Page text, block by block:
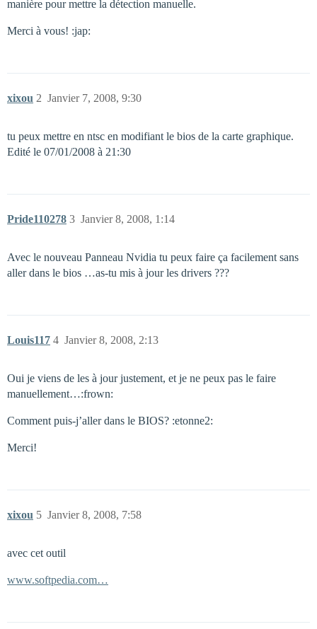
manière pour mettre la détection manuelle.
Merci à vous! :jap:
xixou Janvier 7, 2008, 9:30
2
tu peux mettre en ntsc en modifiant le bios de la carte graphique.
Edité le 07/01/2008 à 21:30
Pride110278 Janvier 8, 2008, 1:14
3
Avec le nouveau Panneau Nvidia tu peux faire ça facilement sans
aller dans le bios …as-tu mis à jour les drivers ???
Louis117 Janvier 8, 2008, 2:13
4
Oui je viens de les à jour justement, et je ne peux pas le faire
manuellement…:frown:
Comment puis-j’aller dans le BIOS? :etonne2:
Merci!
xixou Janvier 8, 2008, 7:58
5
avec cet outil
www.softpedia.com…